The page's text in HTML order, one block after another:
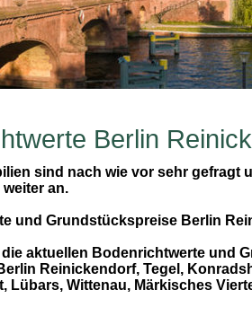
Berlin
sind nach wie vor sehr gefragt
an.
und Grundstückspreise Berlin
aktuellen Bodenrichtwerte und
Reinickendorf, Tegel,
Lübars, Wittenau, Märkisches